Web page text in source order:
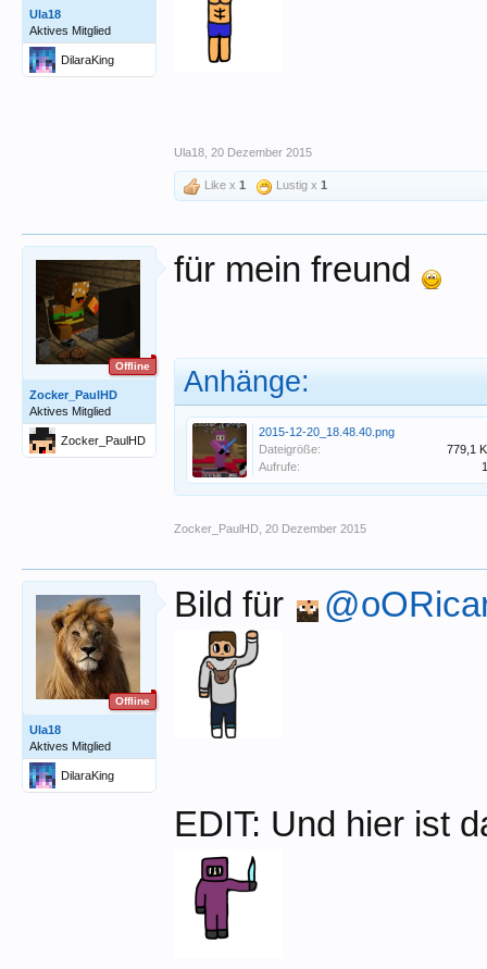
Ula18
Aktives Mitglied
DilaraKing
Ula18 20 Dezember 2015
Like x 1 Lustig x 1
Offline
Zocker_PaulHD
Aktives Mitglied
Zocker_PaulHD
für mein freund
Anhänge:
2015-12-20_18.48.40.png
Dateigröße:
779,1
Aufrufe:
Zocker_PaulHD 20 Dezember 2015
Offline
Ula18
Aktives Mitglied
DilaraKing
Bild für
EDIT: Und hier ist